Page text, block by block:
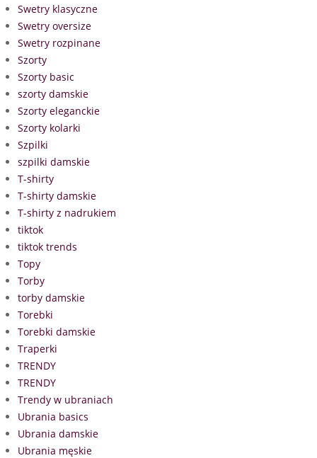
Swetry klasyczne
Swetry oversize
Swetry rozpinane
Szorty
Szorty basic
szorty damskie
Szorty eleganckie
Szorty kolarki
Szpilki
szpilki damskie
T-shirty
T-shirty damskie
T-shirty z nadrukiem
tiktok
tiktok trends
Topy
Torby
torby damskie
Torebki
Torebki damskie
Traperki
TRENDY
TRENDY
Trendy w ubraniach
Ubrania basics
Ubrania damskie
Ubrania męskie